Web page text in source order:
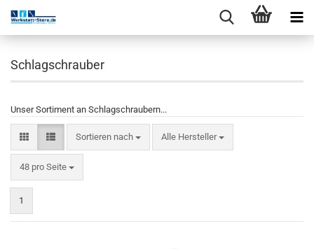
Schlagschrauber
Unser Sortiment an Schlagschraubern...
Sortieren nach Alle Hersteller
48 pro Seite
1